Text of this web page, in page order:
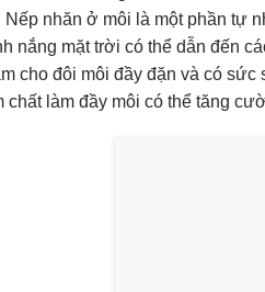
nhăn ở môi là một phần tự
nắng mặt trời có thể dẫn đến
cho đôi môi đầy đặn và có sức
làm đầy môi có thể tăng